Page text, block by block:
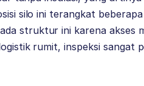
silo ini terangkat
struktur ini karena
rumit, inspeksi sangat